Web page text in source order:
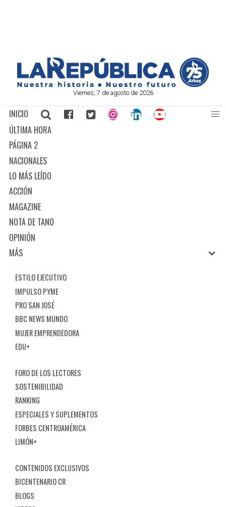
Viernes, 7 de agosto de 2026
INICIO
ÚLTIMA HORA
PÁGINA 2
NACIONALES
LO MÁS LEÍDO
ACCIÓN
MAGAZINE
NOTA DE TANO
OPINIÓN
MÁS
ESTILO EJECUTIVO
IMPULSO PYME
PRO SAN JOSÉ
BBC NEWS MUNDO
MUJER EMPRENDEDORA
EDU+
FORO DE LOS LECTORES
SOSTENIBILIDAD
RANKING
ESPECIALES Y SUPLEMENTOS
FORBES CENTROAMÉRICA
LIMÓN+
CONTENIDOS EXCLUSIVOS
BICENTENARIO CR
BLOGS